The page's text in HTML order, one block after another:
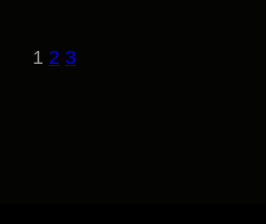
1 2 3